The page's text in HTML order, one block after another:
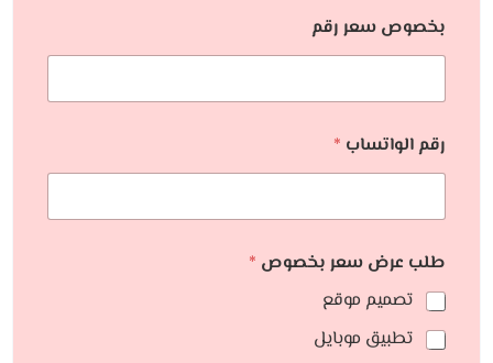
بخصوص سعر رقم
رقم الواتساب *
طلب عرض سعر بخصوص *
تصميم موقع
تطبيق موبايل